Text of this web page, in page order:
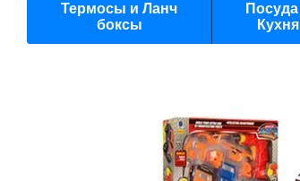
Термосы и Ланч
боксы
Посуда
Кухня